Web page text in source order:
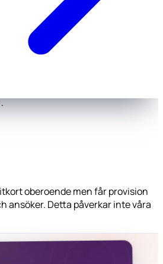
·
oberoende men får provision
ansöker. Detta påverkar inte våra